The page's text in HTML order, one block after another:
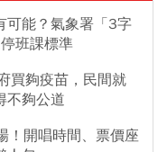
可能？氣象署「3字
班課標準
買夠疫苗，民間就
不夠公道
！開唱時間、票價座